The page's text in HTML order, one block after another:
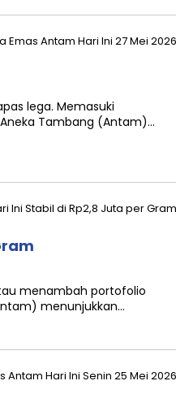
lega. Memasuki
Tambang (Antam)…
menambah portofolio
menunjukkan…